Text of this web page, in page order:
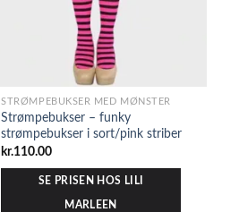
STRØMPEBUKSER MED MØNSTER
Strømpebukser – funky
strømpebukser i sort/pink striber
kr.110.00
SE PRISEN HOS LILI
MARLEEN